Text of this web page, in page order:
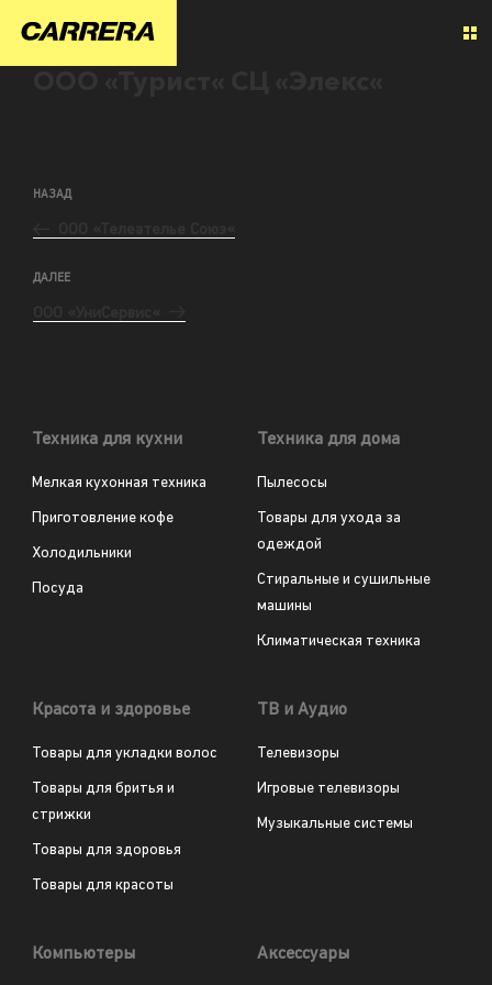
НАЗАД
ДАЛЕЕ
Техника для кухни
Мелкая кухонная техника
Приготовление кофе
Холодильники
Посуда
Техника для дома
Пылесосы
Товары для ухода за
одеждой
Стиральные и сушильные
машины
Климатическая техника
Красота и здоровье
Товары для укладки волос
Товары для бритья и
стрижки
Товары для здоровья
Товары для красоты
ТВ и Аудио
Телевизоры
Игровые телевизоры
Музыкальные системы
Компьютеры Аксессуары